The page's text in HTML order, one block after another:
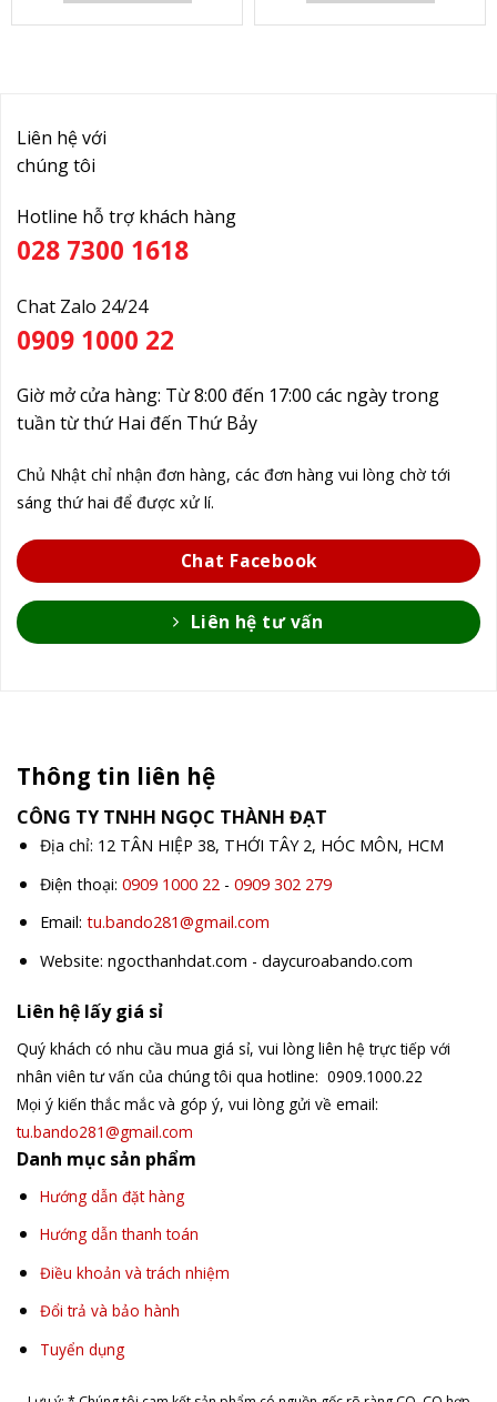
Liên hệ với
chúng tôi
Hotline hỗ trợ khách hàng
028 7300 1618
Chat Zalo 24/24
0909 1000 22
Giờ mở cửa hàng: Từ 8:00 đến 17:00 các ngày trong
tuần từ thứ Hai đến Thứ Bảy
Chủ Nhật chỉ nhận đơn hàng, các đơn hàng vui lòng chờ tới
sáng thứ hai để được xử lí.
Chat Facebook
Liên hệ tư vấn
Thông tin liên hệ
CÔNG TY TNHH NGỌC THÀNH ĐẠT
Địa chỉ: 12 TÂN HIỆP 38, THỚI TÂY 2, HÓC MÔN, HCM
Điện thoại: 0909 1000 22 - 0909 302 279
Email: tu.bando281@gmail.com
Website: ngocthanhdat.com - daycuroabando.com
Liên hệ lấy giá sỉ
Quý khách có nhu cầu mua giá sỉ, vui lòng liên hệ trực tiếp với
nhân viên tư vấn của chúng tôi qua hotline: 0909.1000.22
Mọi ý kiến thắc mắc và góp ý, vui lòng gửi về email:
tu.bando281@gmail.com
Danh mục sản phẩm
Hướng dẫn đặt hàng
Hướng dẫn thanh toán
Điều khoản và trách nhiệm
Đổi trả và bảo hành
Tuyển dụng